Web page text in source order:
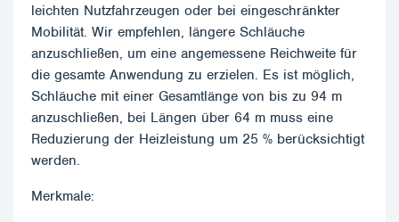
leichten Nutzfahrzeugen oder bei eingeschränkter
Mobilität. Wir empfehlen, längere Schläuche
anzuschließen, um eine angemessene Reichweite für
die gesamte Anwendung zu erzielen. Es ist möglich,
Schläuche mit einer Gesamtlänge von bis zu 94 m
anzuschließen, bei Längen über 64 m muss eine
Reduzierung der Heizleistung um 25 % berücksichtigt
werden.
Merkmale: